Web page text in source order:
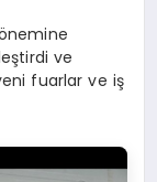
ve
fuarlar ve iş